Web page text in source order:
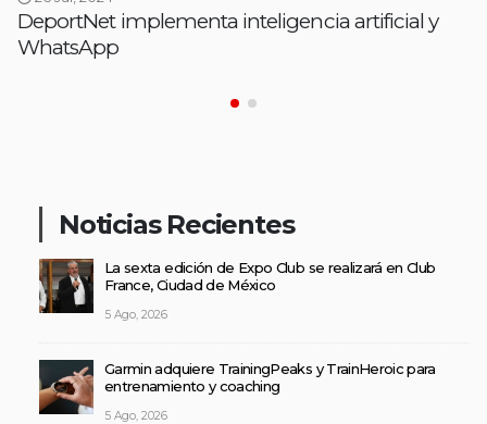
DeportNet implementa inteligencia artificial y
WhatsApp
Noticias Recientes
La sexta edición de Expo Club se realizará en Club
France, Ciudad de México
5 Ago, 2026
Garmin adquiere TrainingPeaks y TrainHeroic para
entrenamiento y coaching
5 Ago, 2026